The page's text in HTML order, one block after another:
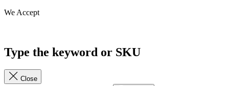
We Accept
Type the keyword or SKU
Close